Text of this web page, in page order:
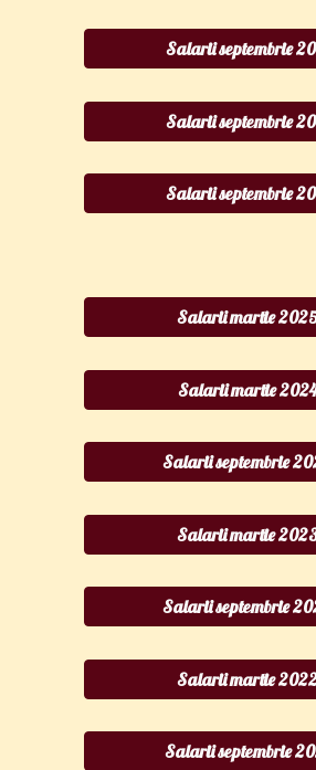
Salarii septembrie
Salarii septembrie
Salarii septembrie
Salarii martie
Salarii martie 2024
Salarii septembrie
Salarii martie
Salarii septembrie
Salarii martie
Salarii septembrie